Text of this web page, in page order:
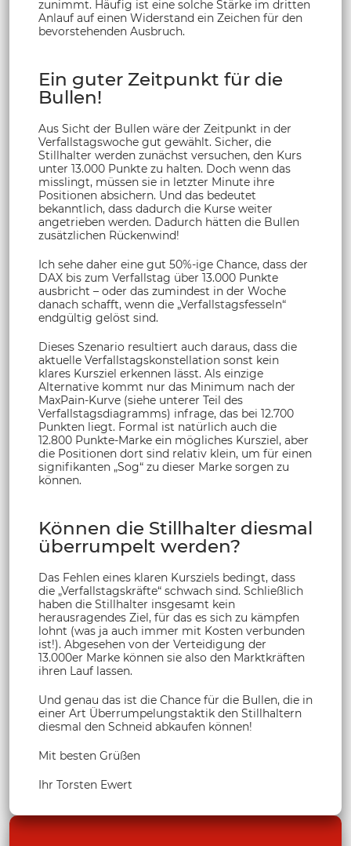
zunimmt. Häufig ist eine solche Stärke im dritten
Anlauf auf einen Widerstand ein Zeichen für den
bevorstehenden Ausbruch.
Ein guter Zeitpunkt für die
Bullen!
Aus Sicht der Bullen wäre der Zeitpunkt in der
Verfallstagswoche gut gewählt. Sicher, die
Stillhalter werden zunächst versuchen, den Kurs
unter 13.000 Punkte zu halten. Doch wenn das
misslingt, müssen sie in letzter Minute ihre
Positionen absichern. Und das bedeutet
bekanntlich, dass dadurch die Kurse weiter
angetrieben werden. Dadurch hätten die Bullen
zusätzlichen Rückenwind!
Ich sehe daher eine gut 50%-ige Chance, dass der
DAX bis zum Verfallstag über 13.000 Punkte
ausbricht – oder das zumindest in der Woche
danach schafft, wenn die „Verfallstagsfesseln“
endgültig gelöst sind.
Dieses Szenario resultiert auch daraus, dass die
aktuelle Verfallstagskonstellation sonst kein
klares Kursziel erkennen lässt. Als einzige
Alternative kommt nur das Minimum nach der
MaxPain-Kurve (siehe unterer Teil des
Verfallstagsdiagramms) infrage, das bei 12.700
Punkten liegt. Formal ist natürlich auch die
12.800 Punkte-Marke ein mögliches Kursziel, aber
die Positionen dort sind relativ klein, um für einen
signifikanten „Sog“ zu dieser Marke sorgen zu
können.
Können die Stillhalter diesmal
überrumpelt werden?
Das Fehlen eines klaren Kursziels bedingt, dass
die „Verfallstagskräfte“ schwach sind. Schließlich
haben die Stillhalter insgesamt kein
herausragendes Ziel, für das es sich zu kämpfen
lohnt (was ja auch immer mit Kosten verbunden
ist!). Abgesehen von der Verteidigung der
13.000er Marke können sie also den Marktkräften
ihren Lauf lassen.
Und genau das ist die Chance für die Bullen, die in
einer Art Überrumpelungstaktik den Stillhaltern
diesmal den Schneid abkaufen können!
Mit besten Grüßen
Ihr Torsten Ewert